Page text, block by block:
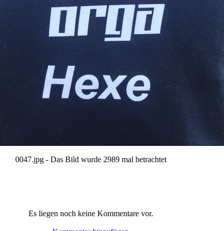
0047.jpg - Das Bild wurde 2989 mal betrachtet
Es liegen noch keine Kommentare vor.